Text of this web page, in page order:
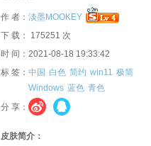
作 者： 淡墨MOOKEY
下 载： 175251 次
时 间：2021-08-18 19:33:42
标 签： 中国 白色 简约 win11 极简
Windows 蓝色 青色
分 享：
皮肤简介：